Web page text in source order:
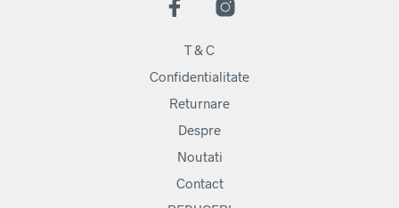
T & C
Confidentialitate
Returnare
Despre
Noutati
Contact